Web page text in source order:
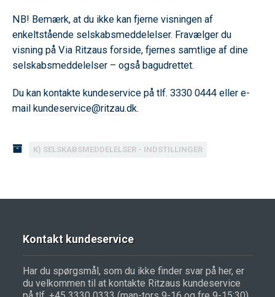
NB! Bemærk, at du ikke kan fjerne visningen af
enkeltstående selskabsmeddelelser. Fravælger du
visning på Via Ritzaus forside, fjernes samtlige af dine
selskabsmeddelelser – også bagudrettet.
Du kan kontakte kundeservice på tlf. 3330 0444 eller e-
mail kundeservice@ritzau.dk.
K) SELSKABSMEDDELELSER - INDSTILLINGER
Kontakt kundeservice
Har du spørgsmål, som du ikke finder svar på her, er
du velkommen til at kontakte Ritzaus kundeservice